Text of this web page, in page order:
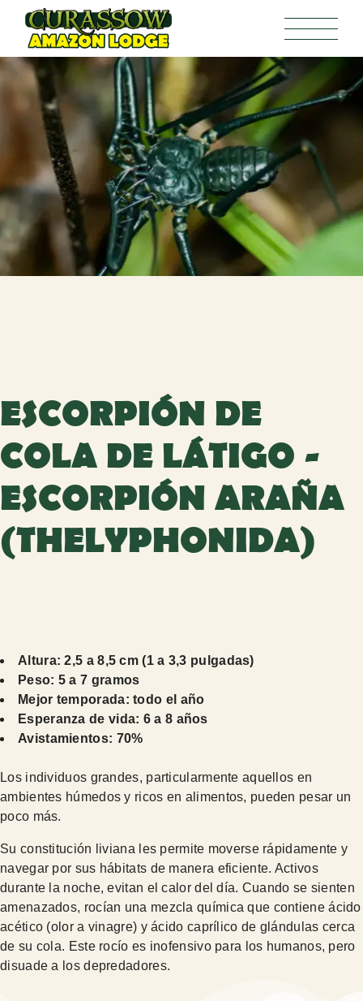
ESCORPIÓN DE
COLA DE LÁTIGO -
ESCORPIÓN ARAÑA
(THELYPHONIDA)
Altura: 2,5 a 8,5 cm (1 a 3,3 pulgadas)
Peso: 5 a 7 gramos
Mejor temporada: todo el año
Esperanza de vida: 6 a 8 años
Avistamientos: 70%
Los individuos grandes, particularmente aquellos en
ambientes húmedos y ricos en alimentos, pueden pesar un
poco más.
Su constitución liviana les permite moverse rápidamente y
navegar por sus hábitats de manera eficiente. Activos
durante la noche, evitan el calor del día. Cuando se sienten
amenazados, rocían una mezcla química que contiene ácido
acético (olor a vinagre) y ácido caprílico de glándulas cerca
de su cola. Este rocío es inofensivo para los humanos, pero
disuade a los depredadores.